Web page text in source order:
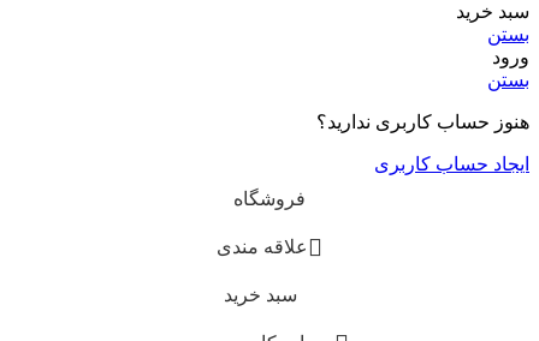
سبد خرید
بستن
ورود
بستن
هنوز حساب کاربری ندارید؟
ایجاد حساب کاربری
فروشگاه
علاقه مندی
سبد خرید